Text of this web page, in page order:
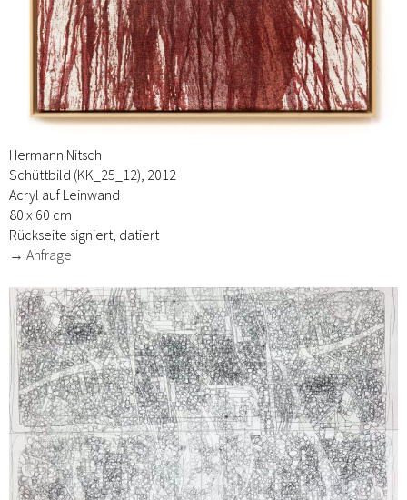
Hermann Nitsch
Schüttbild (KK_25_12), 2012
Acryl auf Leinwand
80 x 60 cm
Rückseite signiert, datiert
→ Anfrage